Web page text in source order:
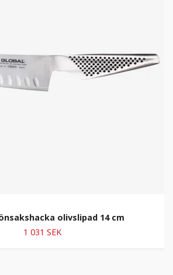
olivslipad 14 cm
1 031 SEK